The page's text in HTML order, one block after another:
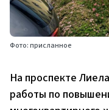
Фото: присланное
На проспекте
работы по